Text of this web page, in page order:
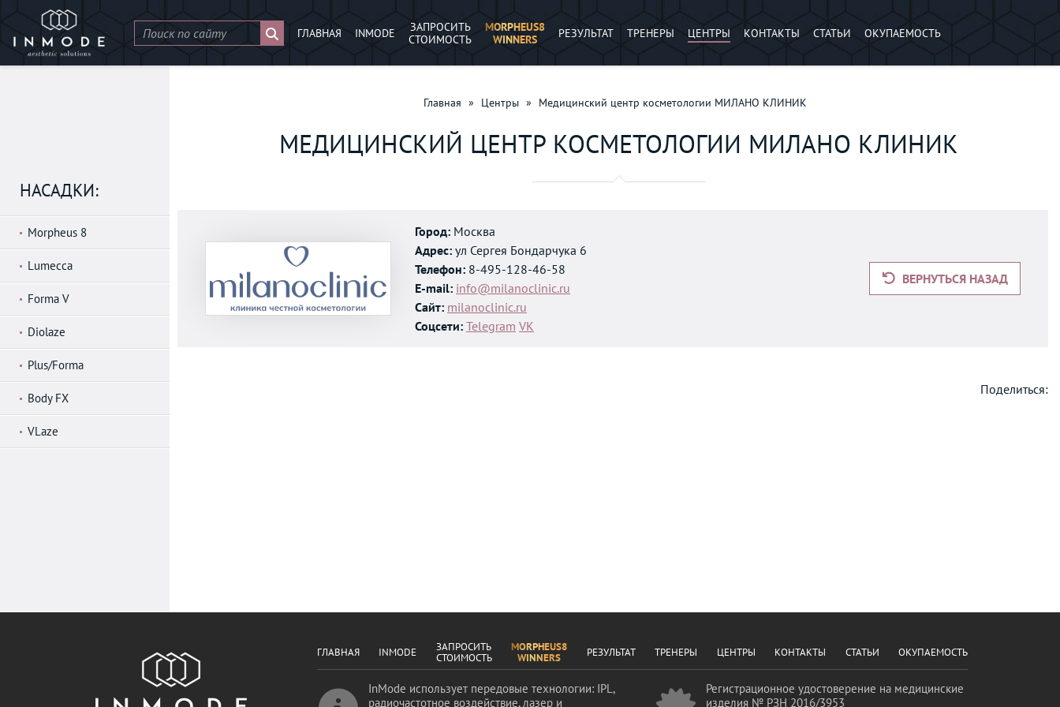
ГЛАВНАЯ INMODE
ЗАПРОСИТЬ
СТОИМОСТЬ
MORPHEUS8
WINNERS
РЕЗУЛЬТАТ ТРЕНЕРЫ ЦЕНТРЫ КОНТАКТЫ СТАТЬИ ОКУПАЕМОСТЬ
НАСАДКИ:
Morpheus 8
Lumecca
Forma V
Diolaze
Plus/Forma
Body FX
VLaze
Главная » Центры » Медицинский центр косметологии МИЛАНО КЛИНИК
МЕДИЦИНСКИЙ ЦЕНТР КОСМЕТОЛОГИИ МИЛАНО КЛИНИК
Город: Москва
Адрес: ул Сергея Бондарчука 6
Телефон: 8-495-128-46-58
E-mail: info@milanoclinic.ru
Сайт: milanoclinic.ru
Соцсети: Telegram VK
ВЕРНУТЬСЯ НАЗАД
Поделиться:
ГЛАВНАЯ INMODE
ЗАПРОСИТЬ
СТОИМОСТЬ
MORPHEUS8
WINNERS
РЕЗУЛЬТАТ ТРЕНЕРЫ ЦЕНТРЫ КОНТАКТЫ СТАТЬИ ОКУПАЕМОСТЬ
InMode использует передовые технологии: IPL,
радиочастотное воздействие, лазер и
Регистрационное удостоверение на медицинские
изделия № РЗН 2016/3953